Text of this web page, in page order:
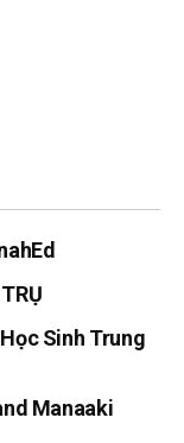
Sinh Trung
Manaaki